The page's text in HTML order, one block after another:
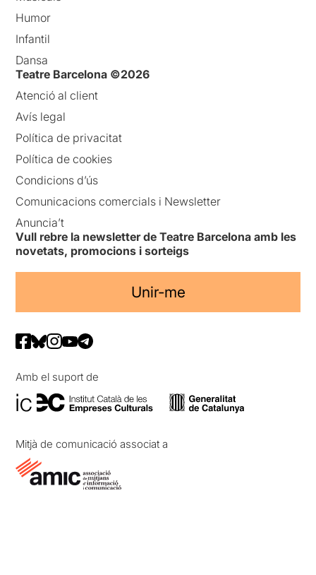
Humor
Infantil
Dansa
Teatre Barcelona ©2026
Atenció al client
Avís legal
Política de privacitat
Política de cookies
Condicions d’ús
Comunicacions comercials i Newsletter
Anuncia’t
Vull rebre la newsletter de Teatre Barcelona amb les
novetats, promocions i sorteigs
Unir-me
Amb el suport de
Mitjà de comunicació associat a